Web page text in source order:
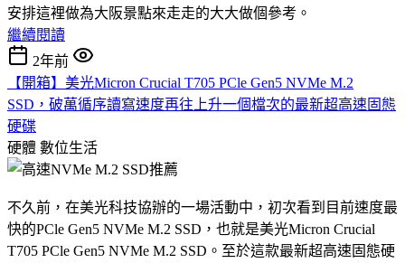
安排這裡做為大阪景點來走走的大大做個參考。
繼續閱讀
2年前
【開箱】美光Micron Crucial T705 PCle Gen5 NVMe M.2
SSD，破萬循序讀寫速度再往上升一個檔次的最新超高速固態
硬碟
硬體 數位生活
不久前，在美光科技協辦的一場活動中，初次看到目前速度最
快的PCle Gen5 NVMe M.2 SSD，也就是美光Micron Crucial
T705 PCle Gen5 NVMe M.2 SSD。至於這款最新超高速固態硬